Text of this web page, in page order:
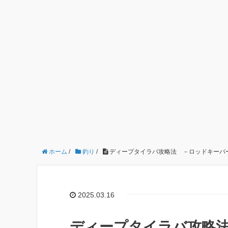
ホーム / 釣り / ディープタイラバ攻略法 －ロッドキーパ
2025.03.16